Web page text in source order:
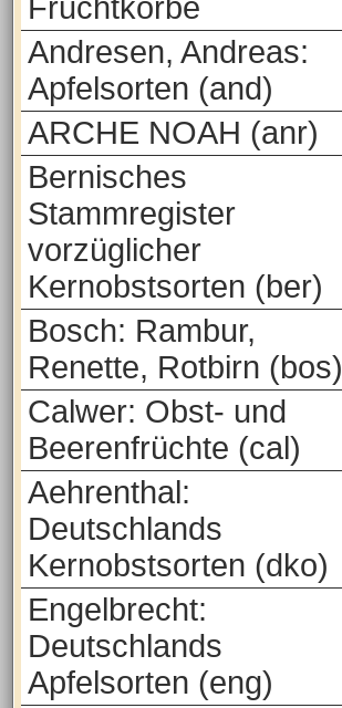
Fruchtkörbe
Andresen, Andreas:
Apfelsorten (and)
ARCHE NOAH (anr)
Bernisches
Stammregister
vorzüglicher
Kernobstsorten (ber)
Bosch: Rambur,
Renette, Rotbirn (bos)
Calwer: Obst- und
Beerenfrüchte (cal)
Aehrenthal:
Deutschlands
Kernobstsorten (dko)
Engelbrecht:
Deutschlands
Apfelsorten (eng)